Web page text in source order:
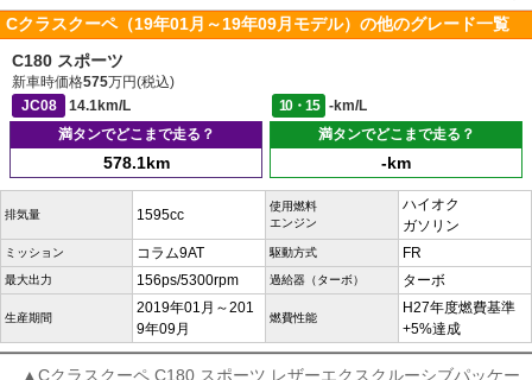
Cクラスクーペ（19年01月～19年09月モデル）の他のグレード一覧
C180 スポーツ
新車時価格575万円(税込)
JC08
14.1km/L 10・15
-km/L
満タンでどこまで走る？
578.1km
満タンでどこまで走る？
-km
排気量 1595cc
使用燃料
エンジン
ハイオク
ガソリン
ミッション コラム9AT 駆動方式 FR
最大出力 156ps/5300rpm 過給器（ターボ） ターボ
生産期間
2019年01月～201
9年09月
燃費性能
H27年度燃費基準
+5%達成
▲Cクラスクーペ C180 スポーツ レザーエクスクルーシブパッケー